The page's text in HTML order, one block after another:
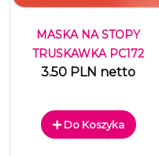
MASKA NA STOPY
TRUSKAWKA PC172
3.50 PLN netto
Do Koszyka